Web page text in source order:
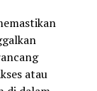
atau